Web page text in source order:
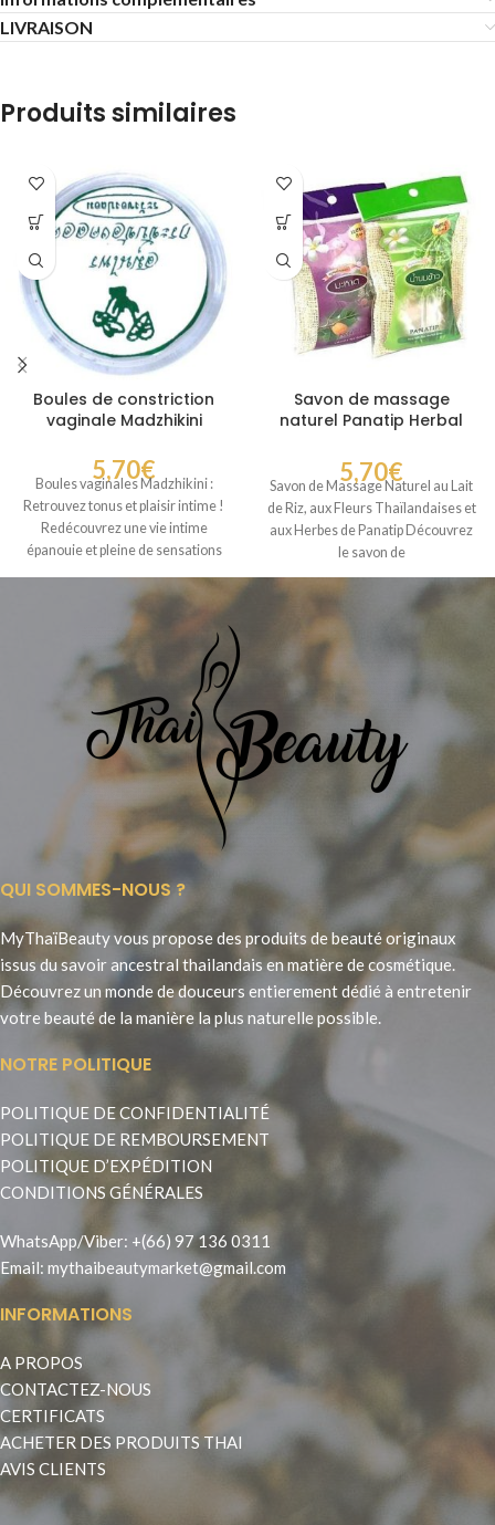
LIVRAISON
Produits similaires
Boules de constriction
vaginale Madzhikini
5,70€
Boules vaginales Madzhikini :
Retrouvez tonus et plaisir intime !
Redécouvrez une vie intime
épanouie et pleine de sensations
Savon de massage
naturel Panatip Herbal
5,70€
Savon de Massage Naturel au Lait
de Riz, aux Fleurs Thaïlandaises et
aux Herbes de Panatip Découvrez
le savon de
QUI SOMMES-NOUS ?
MyThaïBeauty vous propose des produits de beauté originaux
issus du savoir ancestral thailandais en matière de cosmétique.
Découvrez un monde de douceurs entierement dédié à entretenir
votre beauté de la manière la plus naturelle possible.
NOTRE POLITIQUE
POLITIQUE DE CONFIDENTIALITÉ
POLITIQUE DE REMBOURSEMENT
POLITIQUE D’EXPÉDITION
CONDITIONS GÉNÉRALES
WhatsApp/Viber: +(66) 97 136 0311
Email: mythaibeautymarket@gmail.com
INFORMATIONS
A PROPOS
CONTACTEZ-NOUS
CERTIFICATS
ACHETER DES PRODUITS THAI
AVIS CLIENTS